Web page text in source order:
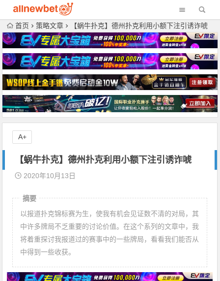
首页 策略文章 【蜗牛扑克】德州扑克利用小额下注引诱诈唬
【蜗牛扑克】德州扑克利用小额下注引诱诈唬
2020年10月13日
摘要
以报道扑克锦标赛为生，使我有机会见证数不清的对局，其
中许多牌局不乏重要的讨论价值。在这个系列的文章中，我
将着重探讨我报道过的赛事中的一些牌局，看看我们能否从
中得到一些收获。
A+